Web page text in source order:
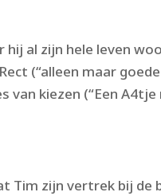
al zijn hele leven
(“alleen maar
kiezen (“Een
Tim zijn vertrek bij de